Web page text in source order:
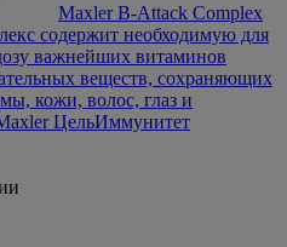
Maxler B-Attack Complex
содержит необходимую для
важнейших витаминов
веществ, сохраняющих
кожи, волос, глаз и
ЦельИммунитет